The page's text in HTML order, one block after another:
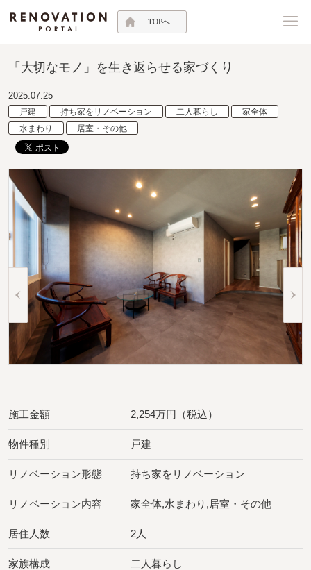
TOPへ
「大切なモノ」を生き返らせる家づくり
2025.07.25
戸建 持ち家をリノベーション 二人暮らし
家全体
水まわり
居室・その他
施工金額 2,254万円（税込）
物件種別 戸建
リノベーション形態 持ち家をリノベーション
リノベーション内容 家全体,水まわり,居室・その他
居住人数 2人
家族構成 二人暮らし